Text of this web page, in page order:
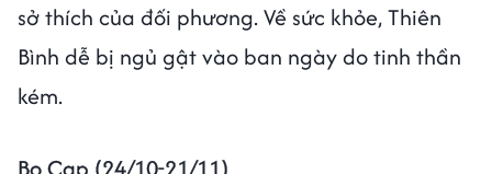
sở thích của đối phương. Về sức khỏe, Thiên
Bình dễ bị ngủ gật vào ban ngày do tinh thần
kém.